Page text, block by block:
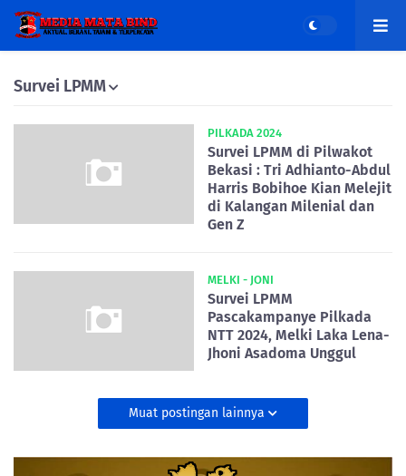
Survei LPMM
PILKADA 2024
Survei LPMM di Pilwakot
Bekasi : Tri Adhianto-Abdul
Harris Bobihoe Kian Melejit
di Kalangan Milenial dan
Gen Z
MELKI - JONI
Survei LPMM
Pascakampanye Pilkada
NTT 2024, Melki Laka Lena-
Jhoni Asadoma Unggul
Muat postingan lainnya